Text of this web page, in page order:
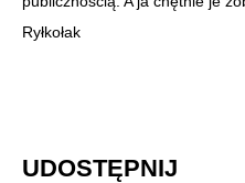
Ryłkołak
UDOSTĘPNIJ